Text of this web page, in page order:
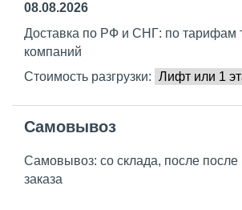
08.08.2026
Доставка по РФ и СНГ: по тарифам
компаний
Стоимость разгрузки:
Самовывоз
Самовывоз: со склада, после
заказа